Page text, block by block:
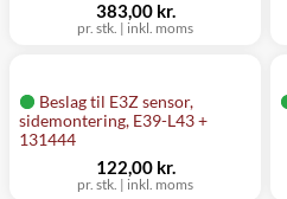
pr. stk. | inkl. moms
383,00 kr.
Beslag til E3Z sensor,
sidemontering, E39-L43 +
131444
pr. stk. | inkl. moms
122,00 kr.